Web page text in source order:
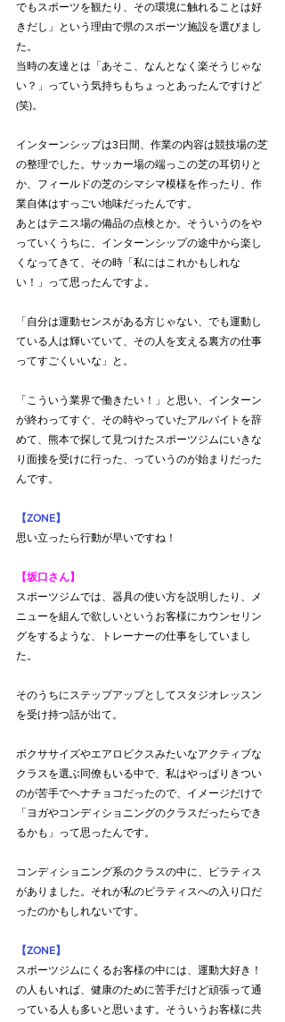
でもスポーツを観たり、その環境に触れることは好
きだし」という理由で県のスポーツ施設を選びまし
た。
当時の友達とは「あそこ、なんとなく楽そうじゃな
い？」っていう気持ちもちょっとあったんですけど
(笑)。
インターンシップは3日間、作業の内容は競技場の芝
の整理でした。サッカー場の端っこの芝の耳切りと
か、フィールドの芝のシマシマ模様を作ったり、作
業自体はすっごい地味だったんです。
あとはテニス場の備品の点検とか。そういうのをや
っていくうちに、インターンシップの途中から楽し
くなってきて、その時「私にはこれかもしれな
い！」って思ったんですよ。
「自分は運動センスがある方じゃない、でも運動し
ている人は輝いていて、その人を支える裏方の仕事
ってすごくいいな」と。
「こういう業界で働きたい！」と思い、インターン
が終わってすぐ、その時やっていたアルバイトを辞
めて、熊本で探して見つけたスポーツジムにいきな
り面接を受けに行った、っていうのが始まりだった
んです。
【ZONE】
思い立ったら行動が早いですね！
【坂口さん】
スポーツジムでは、器具の使い方を説明したり、メ
ニューを組んで欲しいというお客様にカウンセリン
グをするような、トレーナーの仕事をしていまし
た。
そのうちにステップアップとしてスタジオレッスン
を受け持つ話が出て。
ボクササイズやエアロビクスみたいなアクティブな
クラスを選ぶ同僚もいる中で、私はやっぱりきつい
のが苦手でヘナチョコだったので、イメージだけで
「ヨガやコンディショニングのクラスだったらでき
るかも」って思ったんです。
コンディショニング系のクラスの中に、ピラティス
がありました。それが私のピラティスへの入り口だ
ったのかもしれないです。
【ZONE】
スポーツジムにくるお客様の中には、運動大好き！
の人もいれば、健康のために苦手だけど頑張って通
っている人も多いと思います。そういうお客様に共